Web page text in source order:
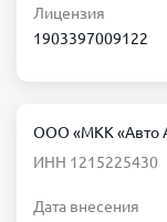
Лицензия
1903397009122
ООО «МКК «Авто
ИНН 1215225430
Дата внесения